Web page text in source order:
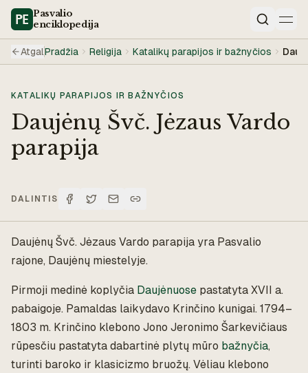
Pasvalio
enciklopedija
Paieška
AtgalPradžia Religija Katalikų parapijos ir bažnyčios
KATALIKŲ PARAPIJOS IR BAŽNYČIOS
Daujėnų Švč. Jėzaus Vardo
parapija
DALINTIS
Daujėnų Švč. Jėzaus Vardo parapija yra Pasvalio
rajone, Daujėnų miestelyje.
Pirmoji medinė koplyčia Daujėnuose pastatyta XVII a.
pabaigoje. Pamaldas laikydavo Krinčino kunigai. 1794–
1803 m. Krinčino klebono Jono Jeronimo Šarkevičiaus
rūpesčiu pastatyta dabartinė plytų mūro bažnyčia,
turinti baroko ir klasicizmo bruožų. Vėliau klebono